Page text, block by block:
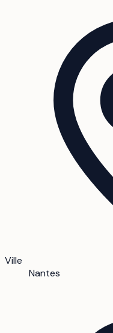
Ville
Nantes